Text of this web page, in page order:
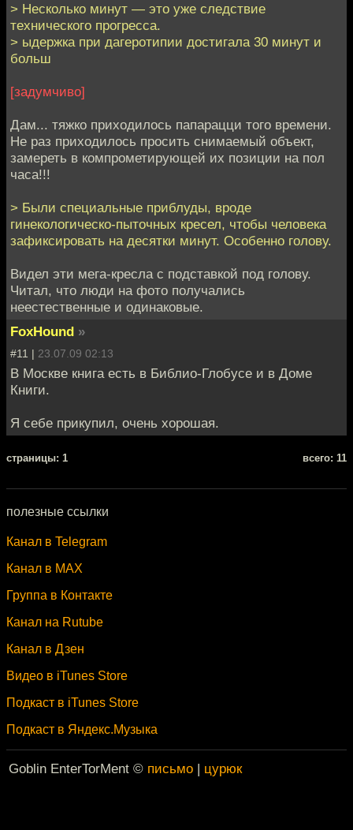
> Несколько минут — это уже следствие
технического прогресса.
> ыдержка при дагеротипии достигала 30 минут и
больш
[задумчиво]
Дам... тяжко приходилось папарацци того времени.
Не раз приходилось просить снимаемый объект,
замереть в компрометирующей их позиции на пол
часа!!!
> Были специальные приблуды, вроде
гинекологическо-пыточных кресел, чтобы человека
зафиксировать на десятки минут. Особенно голову.
Видел эти мега-кресла с подставкой под голову.
Читал, что люди на фото получались
неестественные и одинаковые.
FoxHound »
#11 | 23.07.09 02:13
В Москве книга есть в Библио-Глобусе и в Доме
Книги.
Я себе прикупил, очень хорошая.
cтраницы: 1 всего: 11
полезные ссылки
Канал в Telegram
Канал в MAX
Группа в Контакте
Канал на Rutube
Канал в Дзен
Видео в iTunes Store
Подкаст в iTunes Store
Подкаст в Яндекс.Музыка
Goblin EnterTorMent © письмо | цурюк